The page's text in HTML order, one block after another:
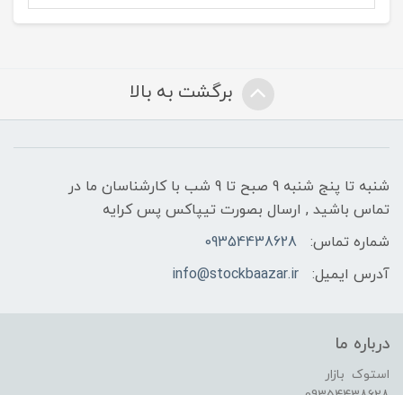
برگشت به بالا
شنبه تا پنج شنبه 9 صبح تا 9 شب با کارشناسان ما در
تماس باشید , ارسال بصورت تیپاکس پس کرایه
شماره تماس:
09354438628
آدرس ایمیل:
info@stockbaazar.ir
درباره ما
استوک بازار